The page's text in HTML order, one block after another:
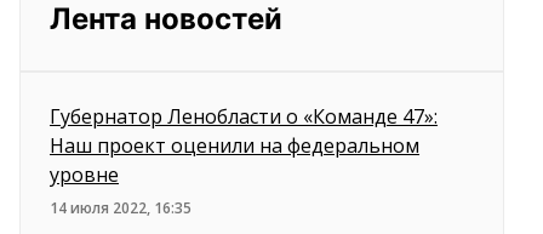
Лента новостей
Губернатор Ленобласти о «Команде 47»:
Наш проект оценили на федеральном
уровне
14 июля 2022, 16:35